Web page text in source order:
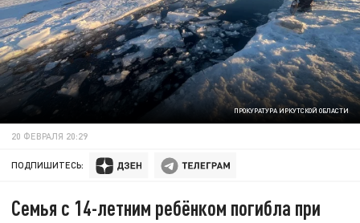
ПРОКУРАТУРА ИРКУТСКОЙ ОБЛАСТИ
20 ФЕВРАЛЯ 20:29
ПОДПИШИТЕСЬ:
Семья с 14-летним ребёнком погибла при